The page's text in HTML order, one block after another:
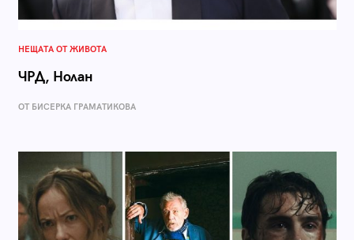
НЕЩАТА ОТ ЖИВОТА
ЧРД, Нолан
ОТ БИСЕРКА ГРАМАТИКОВА